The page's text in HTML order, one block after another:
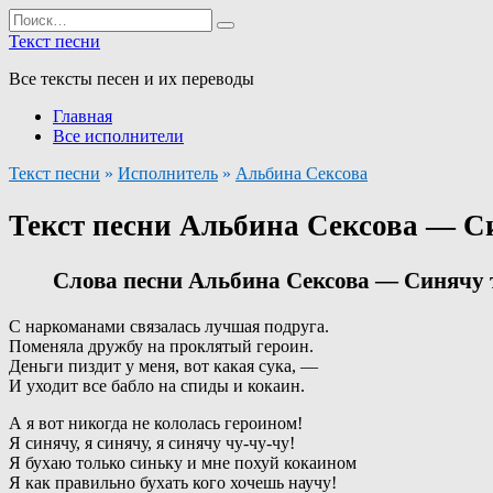
Перейти
к
Search
for:
Текст песни
Все тексты песен и их переводы
Главная
Все исполнители
Текст песни » Исполнитель » Альбина Сексова
Текст песни Альбина Сексова —
Слова песни Альбина Сексова — Синячу
С наркоманами связалась лучшая подруга.
Поменяла дружбу на проклятый героин.
Деньги пиздит у меня, вот какая сука, —
И уходит все бабло на спиды и кокаин.
А я вот никогда не кололась героином!
Я синячу, я синячу, я синячу чу-чу-чу!
Я бухаю только синьку и мне похуй кокаином
Я как правильно бухать кого хочешь научу!